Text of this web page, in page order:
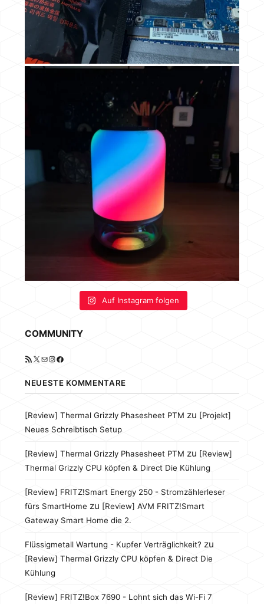
Auf Instagram folgen
COMMUNITY
RSS-Feed
X E-MailInstagram
Facebook
NEUESTE KOMMENTARE
[Review] Thermal Grizzly Phasesheet PTM zu [Projekt]
Neues Schreibtisch Setup
[Review] Thermal Grizzly Phasesheet PTM zu [Review]
Thermal Grizzly CPU köpfen & Direct Die Kühlung
[Review] FRITZ!Smart Energy 250 - Stromzählerleser
fürs SmartHome zu [Review] AVM FRITZ!Smart
Gateway Smart Home die 2.
Flüssigmetall Wartung - Kupfer Verträglichkeit? zu
[Review] Thermal Grizzly CPU köpfen & Direct Die
Kühlung
[Review] FRITZ!Box 7690 - Lohnt sich das Wi-Fi 7